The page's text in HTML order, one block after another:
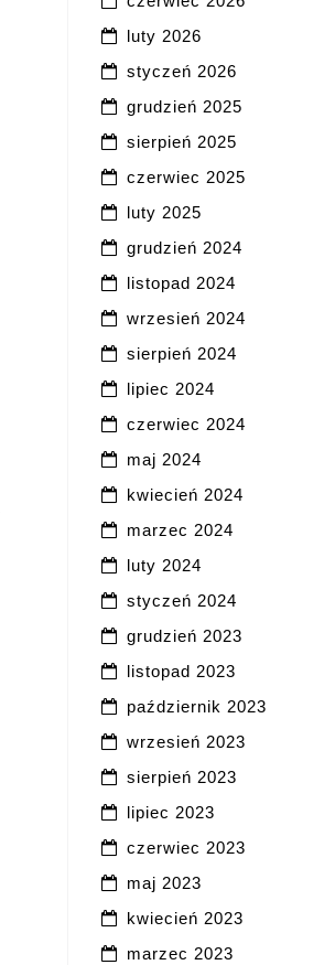
luty 2026
styczeń 2026
grudzień 2025
sierpień 2025
czerwiec 2025
luty 2025
grudzień 2024
listopad 2024
wrzesień 2024
sierpień 2024
lipiec 2024
czerwiec 2024
maj 2024
kwiecień 2024
marzec 2024
luty 2024
styczeń 2024
grudzień 2023
listopad 2023
październik 2023
wrzesień 2023
sierpień 2023
lipiec 2023
czerwiec 2023
maj 2023
kwiecień 2023
marzec 2023